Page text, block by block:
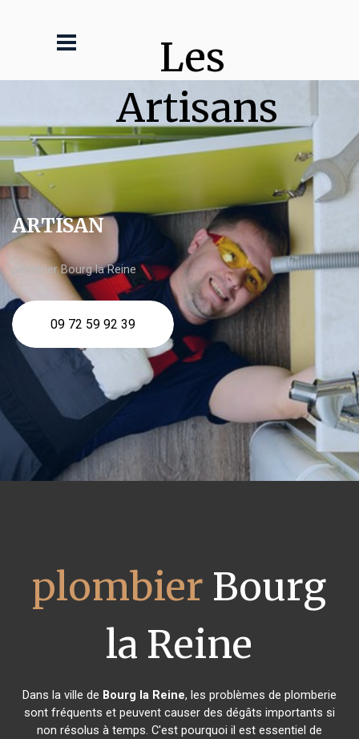
Les
Artisans
ARTISAN
plombier Bourg la Reine
09 72 59 92 39
plombier Bourg
la Reine
Dans la ville de Bourg la Reine, les problèmes de plomberie
sont fréquents et peuvent causer des dégâts importants si
non résolus à temps. C'est pourquoi il est essentiel de